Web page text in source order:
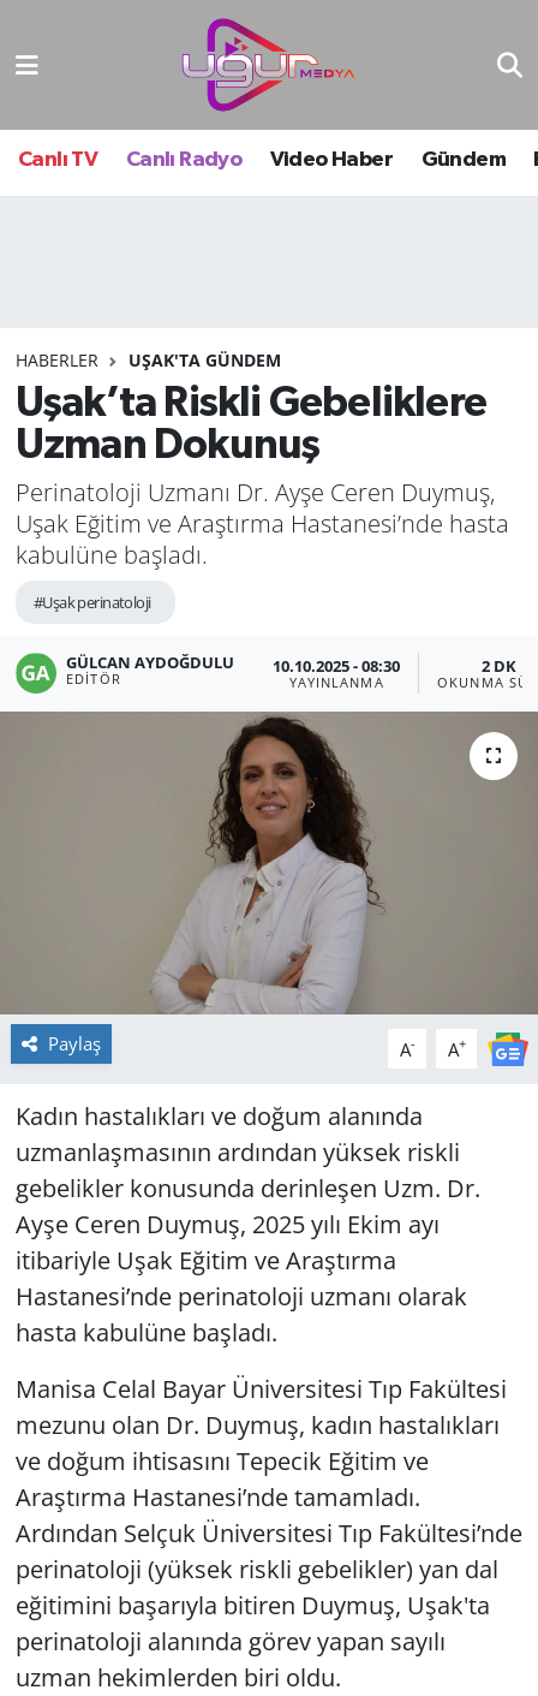
Canlı TV Canlı Radyo Video Haber Gündem
HABERLER UŞAK'TA GÜNDEM
Uşak’ta Riskli Gebeliklere
Uzman Dokunuş
Perinatoloji Uzmanı Dr. Ayşe Ceren Duymuş,
Uşak Eğitim ve Araştırma Hastanesi’nde hasta
kabulüne başladı.
#Uşak perinatoloji
GÜLCAN AYDOĞDULU
EDITÖR
10.10.2025 - 08:30
YAYINLANMA
2 DK
OKUNMA
Paylaş A- A+
Kadın hastalıkları ve doğum alanında
uzmanlaşmasının ardından yüksek riskli
gebelikler konusunda derinleşen Uzm. Dr.
Ayşe Ceren Duymuş, 2025 yılı Ekim ayı
itibariyle Uşak Eğitim ve Araştırma
Hastanesi’nde perinatoloji uzmanı olarak
hasta kabulüne başladı.
Manisa Celal Bayar Üniversitesi Tıp Fakültesi
mezunu olan Dr. Duymuş, kadın hastalıkları
ve doğum ihtisasını Tepecik Eğitim ve
Araştırma Hastanesi’nde tamamladı.
Ardından Selçuk Üniversitesi Tıp Fakültesi’nde
perinatoloji (yüksek riskli gebelikler) yan dal
eğitimini başarıyla bitiren Duymuş, Uşak'ta
perinatoloji alanında görev yapan sayılı
uzman hekimlerden biri oldu.
Nöbetçi Eczaneler
Hava Durumu
Tüm Manşetler
Son Dakika Haberleri
Haber Arşivi